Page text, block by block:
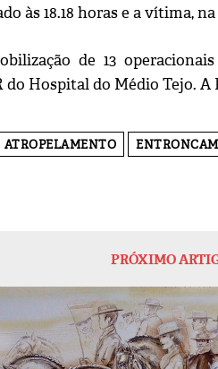
às 18.18 horas e a vítima,
de 13
Hospital do Médio Tejo. A
ATROPELAMENTO
PRÓXIMO